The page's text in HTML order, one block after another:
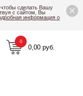
×
сделать Вашу
с сайтом, Вы
информация о
0,00 руб.
0